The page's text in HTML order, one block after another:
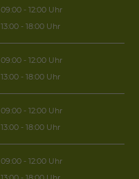
09:00 - 12:00 Uhr
13:00 - 18:00 Uhr
09:00 - 12:00 Uhr
13:00 - 18:00 Uhr
09:00 - 12:00 Uhr
13:00 - 18:00 Uhr
09:00 - 12:00 Uhr